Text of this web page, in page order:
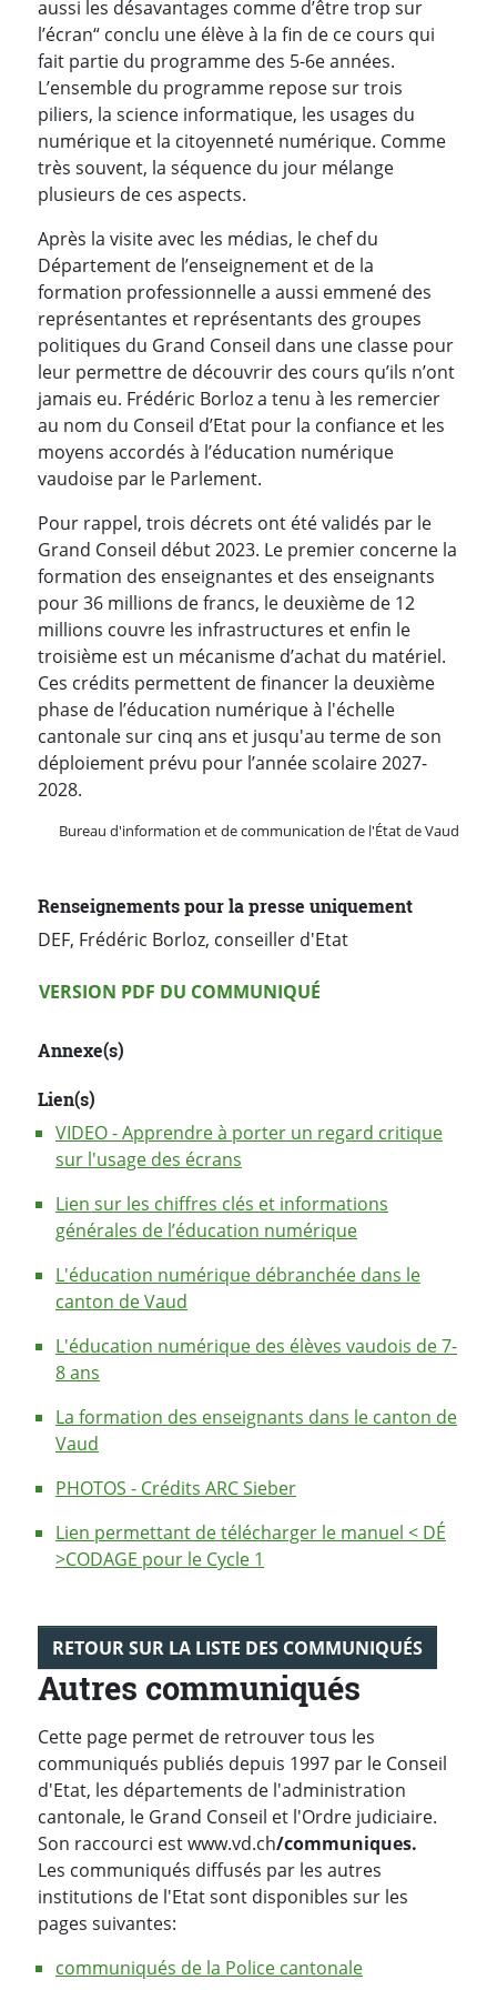
aussi les désavantages comme d’être trop sur
l’écran“ conclu une élève à la fin de ce cours qui
fait partie du programme des 5-6e années.
L’ensemble du programme repose sur trois
piliers, la science informatique, les usages du
numérique et la citoyenneté numérique. Comme
très souvent, la séquence du jour mélange
plusieurs de ces aspects.
Après la visite avec les médias, le chef du
Département de l’enseignement et de la
formation professionnelle a aussi emmené des
représentantes et représentants des groupes
politiques du Grand Conseil dans une classe pour
leur permettre de découvrir des cours qu’ils n’ont
jamais eu. Frédéric Borloz a tenu à les remercier
au nom du Conseil d’Etat pour la confiance et les
moyens accordés à l’éducation numérique
vaudoise par le Parlement.
Pour rappel, trois décrets ont été validés par le
Grand Conseil début 2023. Le premier concerne la
formation des enseignantes et des enseignants
pour 36 millions de francs, le deuxième de 12
millions couvre les infrastructures et enfin le
troisième est un mécanisme d’achat du matériel.
Ces crédits permettent de financer la deuxième
phase de l’éducation numérique à l'échelle
cantonale sur cinq ans et jusqu'au terme de son
déploiement prévu pour l’année scolaire 2027-
2028.
Bureau d'information et de communication de l'État de Vaud
Renseignements pour la presse uniquement
DEF, Frédéric Borloz, conseiller d'Etat
Version PDF
VERSION PDF DU COMMUNIQUÉ
Annexe(s)
Lien(s)
VIDEO - Apprendre à porter un regard critique
sur l'usage des écrans
Lien sur les chiffres clés et informations
générales de l’éducation numérique
L'éducation numérique débranchée dans le
canton de Vaud
L'éducation numérique des élèves vaudois de 7-
8 ans
La formation des enseignants dans le canton de
Vaud
PHOTOS - Crédits ARC Sieber
Lien permettant de télécharger le manuel < DÉ
>CODAGE pour le Cycle 1
RETOUR SUR LA LISTE DES COMMUNIQUÉS
Autres communiqués
Cette page permet de retrouver tous les
communiqués publiés depuis 1997 par le Conseil
d'Etat, les départements de l'administration
cantonale, le Grand Conseil et l'Ordre judiciaire.
Son raccourci est www.vd.ch/communiques.
Les communiqués diffusés par les autres
institutions de l'Etat sont disponibles sur les
pages suivantes:
communiqués de la Police cantonale